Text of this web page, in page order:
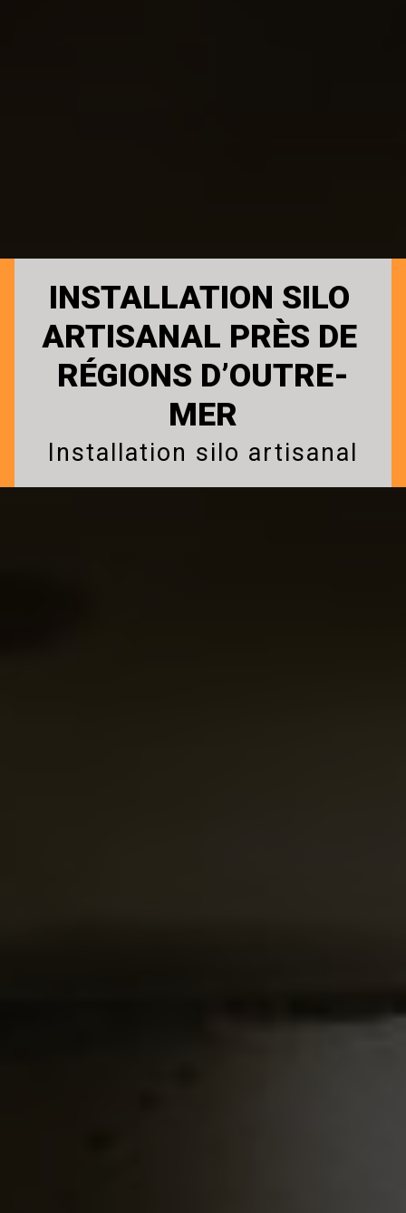
INSTALLATION SILO
ARTISANAL PRÈS DE
RÉGIONS D’OUTRE-
MER
Installation silo artisanal